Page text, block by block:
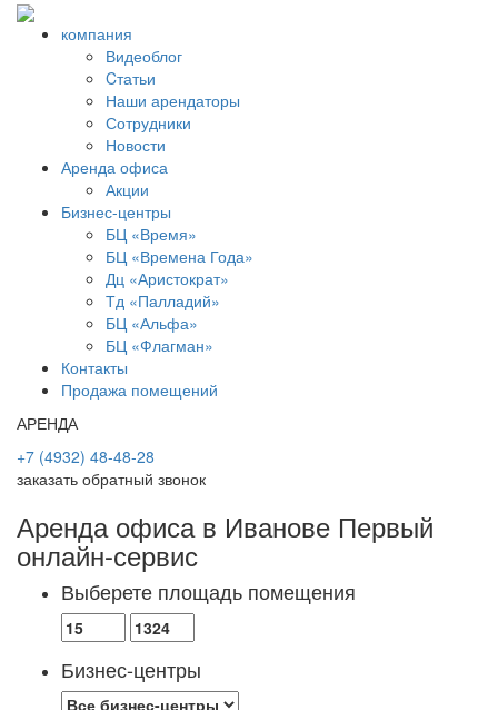
компания
Видеоблог
Cтатьи
Наши арендаторы
Сотрудники
Новости
Аренда офиса
Акции
Бизнес-центры
БЦ «Время»
БЦ «Времена Года»
Дц «Аристократ»
Тд «Палладий»
БЦ «Альфа»
БЦ «Флагман»
Контакты
Продажа помещений
АРЕНДА
+7 (4932) 48-48-28
заказать обратный звонок
Аренда офиса в Иванове Первый
онлайн-сервис
Выберете площадь помещения
Бизнес-центры